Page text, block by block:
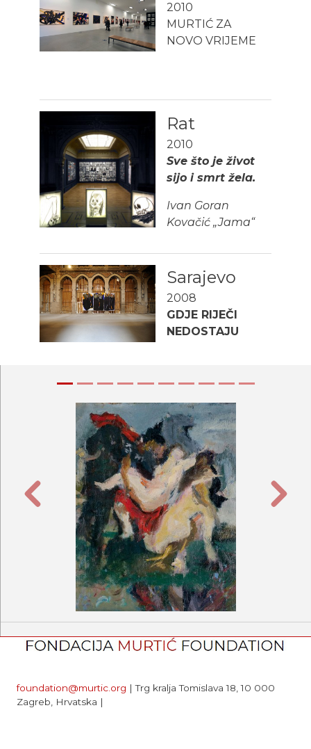
2010
MURTIĆ ZA
NOVO VRIJEME
Rat
2010
Sve što je život
sijo i smrt žela.
Ivan Goran
Kovačić „Jama“
Sarajevo
2008
GDJE RIJEČI
NEDOSTAJU
Prethodna
foundation@murtic.org | Trg kralja Tomislava 18, 10 000
Zagreb, Hrvatska |